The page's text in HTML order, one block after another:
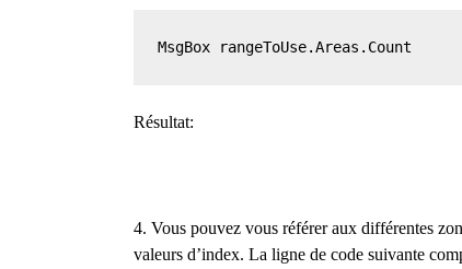
MsgBox rangeToUse.Areas.Count
Résultat:
4. Vous pouvez vous référer aux différentes
valeurs d’index. La ligne de code suivante